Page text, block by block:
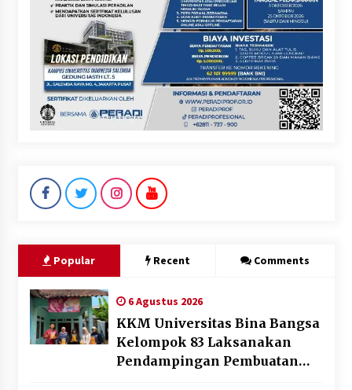
Popular Recent Comments
6 Agustus 2026
KKM Universitas Bina Bangsa
Kelompok 83 Laksanakan
Pendampingan Pembuatan